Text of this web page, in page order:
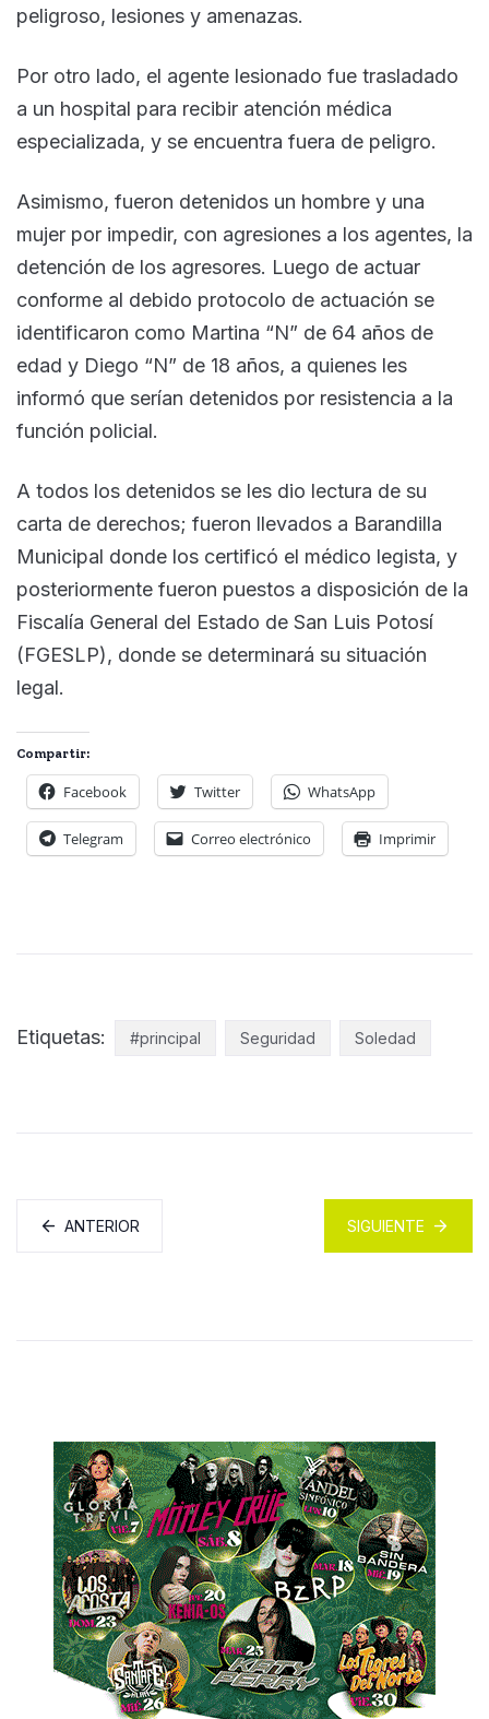
peligroso, lesiones y amenazas.
Por otro lado, el agente lesionado fue trasladado
a un hospital para recibir atención médica
especializada, y se encuentra fuera de peligro.
Asimismo, fueron detenidos un hombre y una
mujer por impedir, con agresiones a los agentes, la
detención de los agresores. Luego de actuar
conforme al debido protocolo de actuación se
identificaron como Martina “N” de 64 años de
edad y Diego “N” de 18 años, a quienes les
informó que serían detenidos por resistencia a la
función policial.
A todos los detenidos se les dio lectura de su
carta de derechos; fueron llevados a Barandilla
Municipal donde los certificó el médico legista, y
posteriormente fueron puestos a disposición de la
Fiscalía General del Estado de San Luis Potosí
(FGESLP), donde se determinará su situación
legal.
Compartir:
Facebook Twitter WhatsApp
Telegram Correo electrónico Imprimir
Etiquetas: #principal Seguridad Soledad
ANTERIOR SIGUIENTE